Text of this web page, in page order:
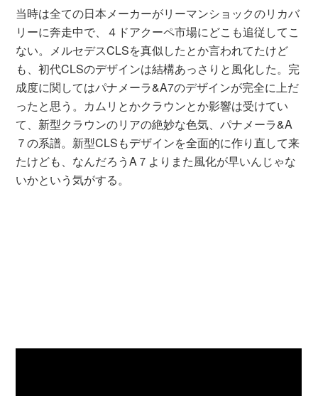
当時は全ての日本メーカーがリーマンショックのリカバ
リーに奔走中で、４ドアクーペ市場にどこも追従してこ
ない。メルセデスCLSを真似したとか言われてたけど
も、初代CLSのデザインは結構あっさりと風化した。完
成度に関してはパナメーラ&A7のデザインが完全に上だ
ったと思う。カムリとかクラウンとか影響は受けてい
て、新型クラウンのリアの絶妙な色気、パナメーラ&A
７の系譜。新型CLSもデザインを全面的に作り直して来
たけども、なんだろうA７よりまた風化が早いんじゃな
いかという気がする。